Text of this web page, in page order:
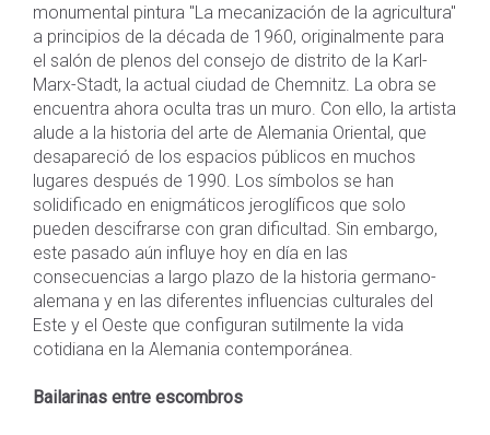
monumental pintura "La mecanización de la agricultura"
a principios de la década de 1960, originalmente para
el salón de plenos del consejo de distrito de la Karl-
Marx-Stadt, la actual ciudad de Chemnitz. La obra se
encuentra ahora oculta tras un muro. Con ello, la artista
alude a la historia del arte de Alemania Oriental, que
desapareció de los espacios públicos en muchos
lugares después de 1990. Los símbolos se han
solidificado en enigmáticos jeroglíficos que solo
pueden descifrarse con gran dificultad. Sin embargo,
este pasado aún influye hoy en día en las
consecuencias a largo plazo de la historia germano-
alemana y en las diferentes influencias culturales del
Este y el Oeste que configuran sutilmente la vida
cotidiana en la Alemania contemporánea.
Bailarinas entre escombros